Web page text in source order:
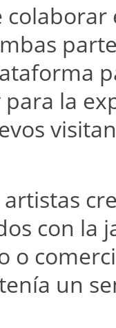
la
con la
o
un